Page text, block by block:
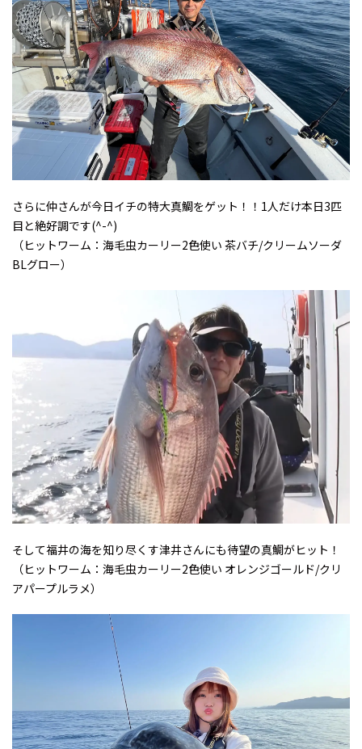
さらに仲さんが今日イチの特大真鯛をゲット！！1人だけ本日3匹
目と絶好調です(^-^)
（ヒットワーム：海毛虫カーリー2色使い 茶バチ/クリームソーダ
BLグロー）
そして福井の海を知り尽くす津井さんにも待望の真鯛がヒット！
（ヒットワーム：海毛虫カーリー2色使い オレンジゴールド/クリ
アパープルラメ）